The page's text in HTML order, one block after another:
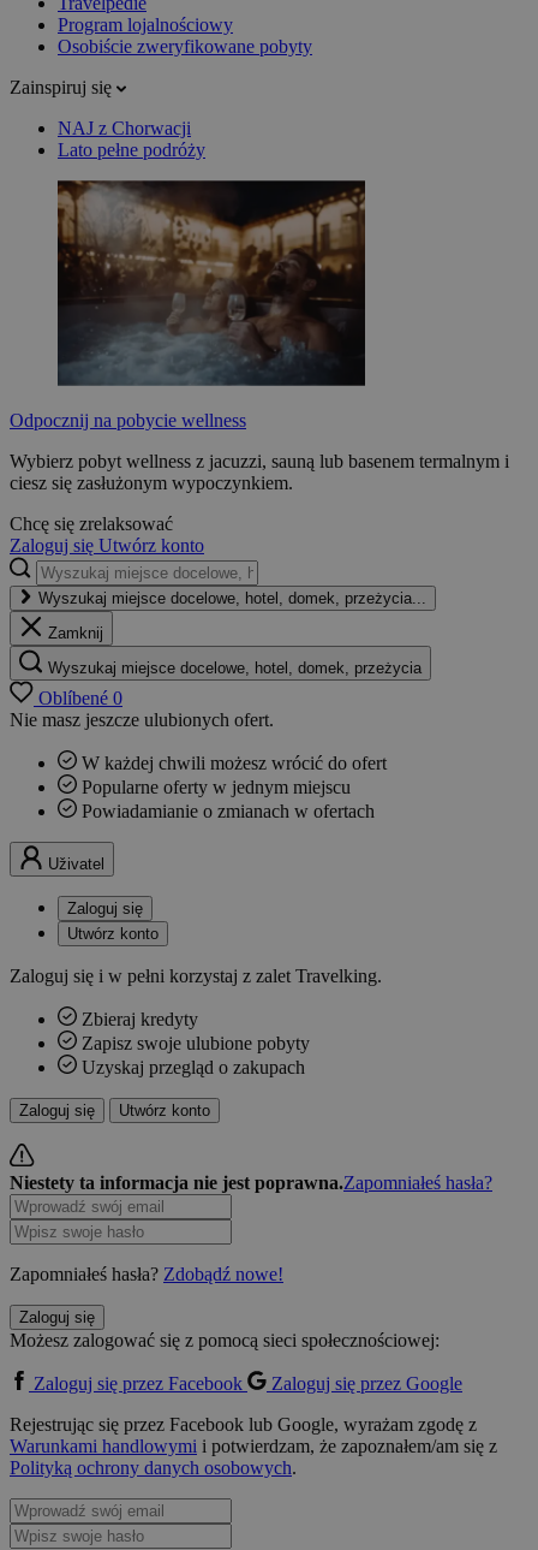
Program lojalnościowy
Osobiście zweryfikowane pobyty
Zainspiruj się
NAJ z Chorwacji
Lato pełne podróży
Odpocznij na pobycie wellness
Wybierz pobyt wellness z jacuzzi, sauną lub basenem termalnym i
ciesz się zasłużonym wypoczynkiem.
Chcę się zrelaksować
Zaloguj się Utwórz konto
Wyszukaj miejsce docelowe, hotel, domek, przeżycia...
Zamknij
Wyszukaj miejsce docelowe, hotel, domek, przeżycia
Oblíbené 0
Nie masz jeszcze ulubionych ofert.
W każdej chwili możesz wrócić do ofert
Popularne oferty w jednym miejscu
Powiadamianie o zmianach w ofertach
Uživatel
Zaloguj się
Utwórz konto
Zaloguj się i w pełni korzystaj z zalet Travelking.
Zbieraj kredyty
Zapisz swoje ulubione pobyty
Uzyskaj przegląd o zakupach
Zaloguj się Utwórz konto
Niestety ta informacja nie jest poprawna.Zapomniałeś hasła?
Zapomniałeś hasła? Zdobądź nowe!
Zaloguj się
Możesz zalogować się z pomocą sieci społecznościowej:
Zaloguj się przez Facebook
Zaloguj się przez Google
Rejestrując się przez Facebook lub Google, wyrażam zgodę z
Warunkami handlowymi i potwierdzam, że zapoznałem/am się z
Polityką ochrony danych osobowych.